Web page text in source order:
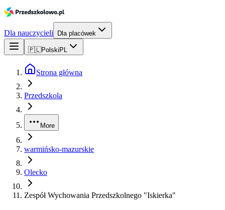
Dla nauczycieli Dla placówek
🇵🇱Polski PL
Strona główna
Przedszkola
More
warmińsko-mazurskie
Olecko
Zespół Wychowania Przedszkolnego "Iskierka"